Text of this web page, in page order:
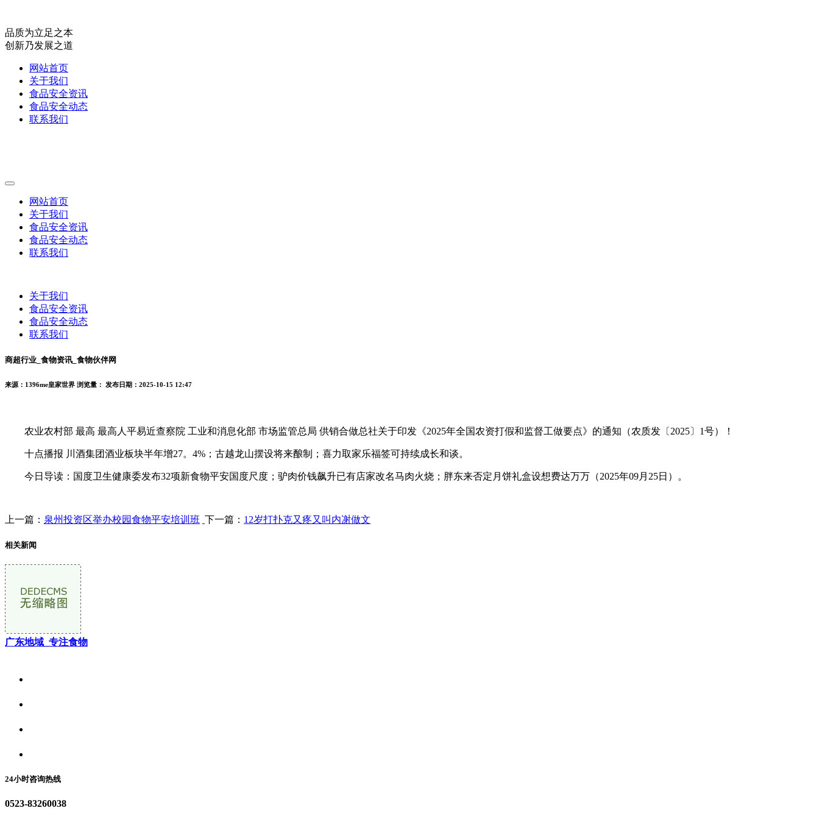
品质为立足之本
创新乃发展之道
网站首页
关于我们
食品安全资讯
食品安全动态
联系我们
网站首页
关于我们
食品安全资讯
食品安全动态
联系我们
关于我们
食品安全资讯
食品安全动态
联系我们
商超行业_食物资讯_食物伙伴网
来源：1396me皇家世界 浏览量： 发布日期：2025-10-15 12:47
农业农村部 最高 最高人平易近查察院 工业和消息化部 市场监管总局 供销合做总社关于印发《2025年全国农资打假和监督工做要点》的通知（农质发〔2025〕1号）！
十点播报 川酒集团酒业板块半年增27。4%；古越龙山摆设将来酿制；喜力取家乐福签可持续成长和谈。
今日导读：国度卫生健康委发布32项新食物平安国度尺度；驴肉价钱飙升已有店家改名马肉火烧；胖东来否定月饼礼盒设想费达万万（2025年09月25日）。
上一篇： 泉州投资区举办校园食物平安培训班 下一篇： 12岁打扑克又疼又叫内㓔做文
相关新闻
广东地域_专注食物
24小时咨询热线
0523-83260038